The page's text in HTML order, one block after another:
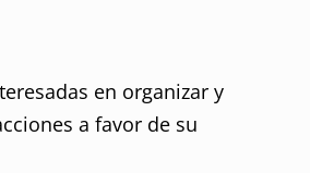
en organizar y
a favor de su